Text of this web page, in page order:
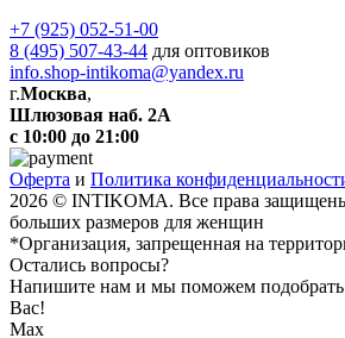
+7 (925) 052-51-00
8 (495) 507-43-44 для оптовиков
info.shop-intikoma@yandex.ru
г.Москва,
Шлюзовая наб. 2А
с 10:00 до 21:00
Оферта и Политика
2026 © INTIKOMA. Все права
больших размеров для женщин
*Организация, запрещенная на
Остались вопросы?
Напишите нам и мы поможем подобрать
Вас!
Max